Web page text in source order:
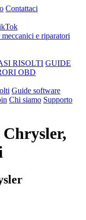
Contattaci
RISOLTI GUIDE
OBD
Guide software
Chi siamo Supporto